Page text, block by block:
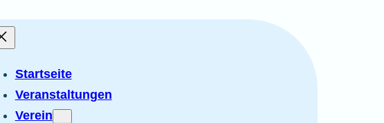
Startseite
Veranstaltungen
Verein